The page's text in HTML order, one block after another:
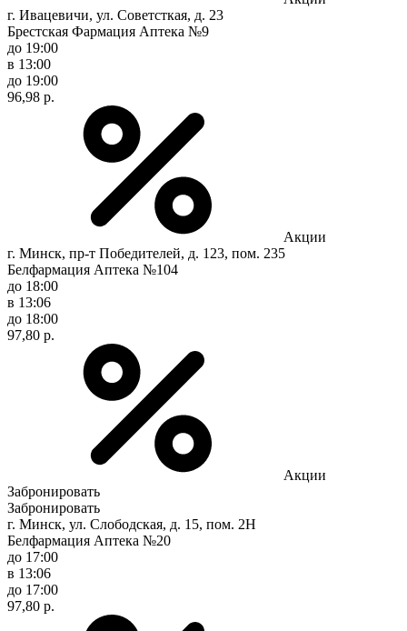
г. Ивацевичи, ул. Советсткая, д. 23
Брестская Фармация Аптека №9
до 19:00
в 13:00
до 19:00
96,98 р.
Акции
г. Минск, пр-т Победителей, д. 123, пом. 235
Белфармация Аптека №104
до 18:00
в 13:06
до 18:00
97,80 р.
Акции
Забронировать
Забронировать
г. Минск, ул. Слободская, д. 15, пом. 2Н
Белфармация Аптека №20
до 17:00
в 13:06
до 17:00
97,80 р.